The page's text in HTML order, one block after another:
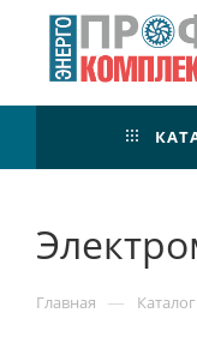
Главная — Каталог